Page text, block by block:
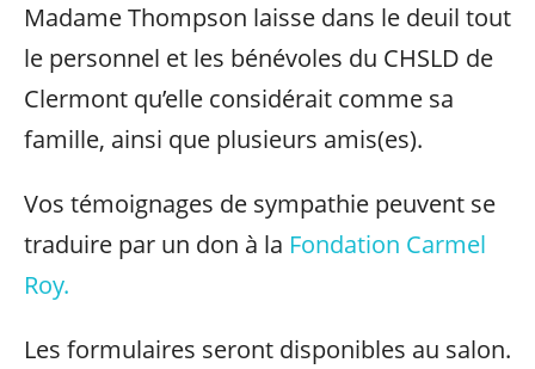
Madame Thompson laisse dans le deuil tout
le personnel et les bénévoles du CHSLD de
Clermont qu’elle considérait comme sa
famille, ainsi que plusieurs amis(es).
Vos témoignages de sympathie peuvent se
traduire par un don à la Fondation Carmel
Roy.
Les formulaires seront disponibles au salon.